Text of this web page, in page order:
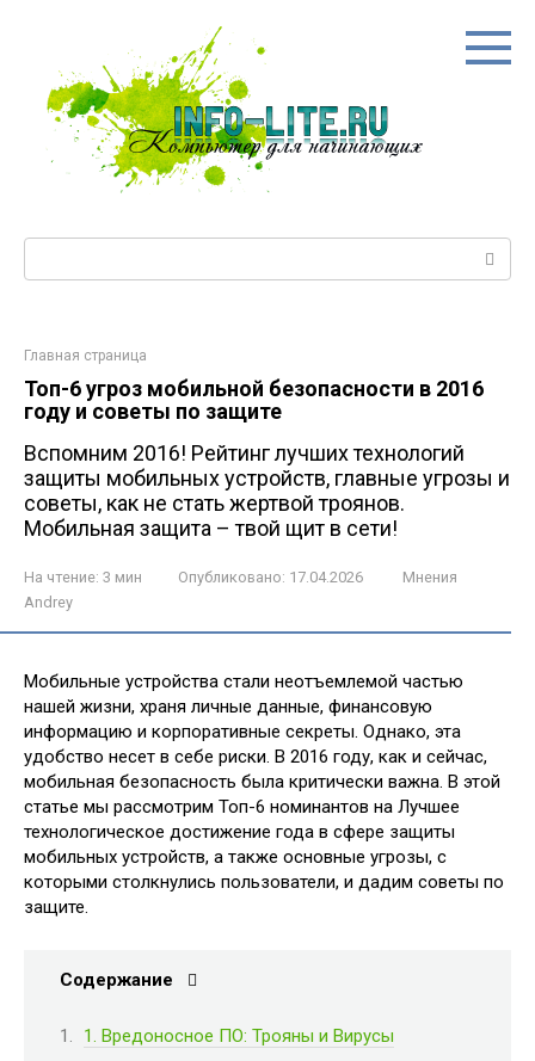
Главная страница
Топ-6 угроз мобильной безопасности в 2016
году и советы по защите
Вспомним 2016! Рейтинг лучших технологий
защиты мобильных устройств, главные угрозы и
советы, как не стать жертвой троянов.
Мобильная защита – твой щит в сети!
На чтение: 3 мин Опубликовано: 17.04.2026
Мнения
Andrey
Мобильные устройства стали неотъемлемой частью
нашей жизни, храня личные данные, финансовую
информацию и корпоративные секреты. Однако, эта
удобство несет в себе риски. В 2016 году, как и сейчас,
мобильная безопасность была критически важна. В этой
статье мы рассмотрим Топ-6 номинантов на Лучшее
технологическое достижение года в сфере защиты
мобильных устройств, а также основные угрозы, с
которыми столкнулись пользователи, и дадим советы по
защите.
Содержание
1. Вредоносное ПО: Трояны и Вирусы